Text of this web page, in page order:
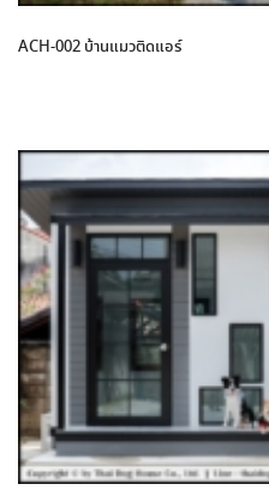
ACH-002 บ้านแมวติดแอร์